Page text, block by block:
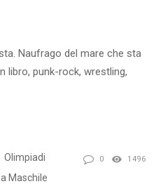
Naufrago del mare che sta
libro, punk-rock, wrestling,
Olimpiadi
Maschile
0 1496